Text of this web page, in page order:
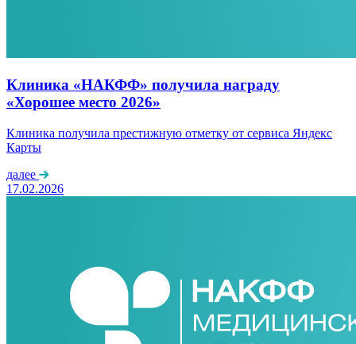
Клиника «НАКФФ» получила награду
«Хорошее место 2026»
Клиника получила престижную отметку от сервиса Яндекс
Карты
далее
17.02.2026